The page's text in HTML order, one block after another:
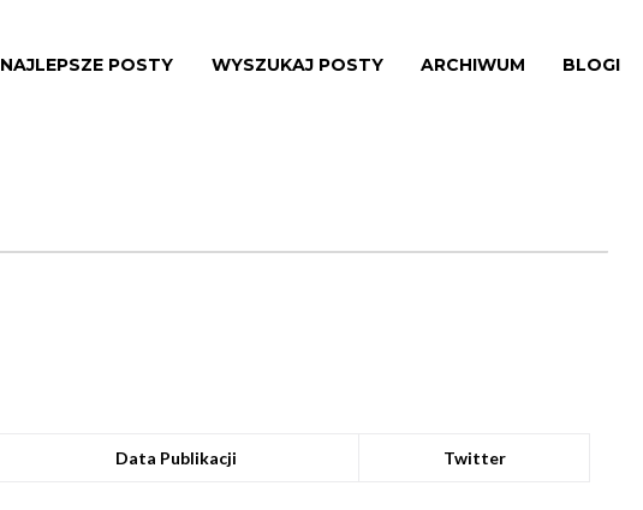
NAJLEPSZE POSTY WYSZUKAJ POSTY ARCHIWUM BLOGI
Data Publikacji Twitter